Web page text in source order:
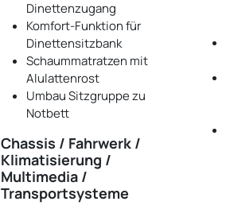
Dinettenzugang
Komfort-Funktion für
Dinettensitzbank
Schaummatratzen mit
Alulattenrost
Umbau Sitzgruppe zu
Notbett
Chassis / Fahrwerk /
Klimatisierung /
Multimedia /
Transportsysteme